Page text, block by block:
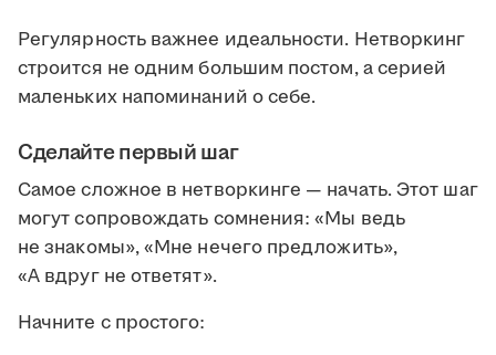
Регулярность важнее идеальности. Нетворкинг
строится не одним большим постом, а серией
маленьких напоминаний о себе.
Сделайте первый шаг
Самое сложное в нетворкинге — начать. Этот шаг
могут сопровождать сомнения: «Мы ведь
не знакомы», «Мне нечего предложить»,
«А вдруг не ответят».
Начните с простого: